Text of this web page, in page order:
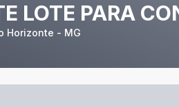
LOTE PARA
Horizonte - MG